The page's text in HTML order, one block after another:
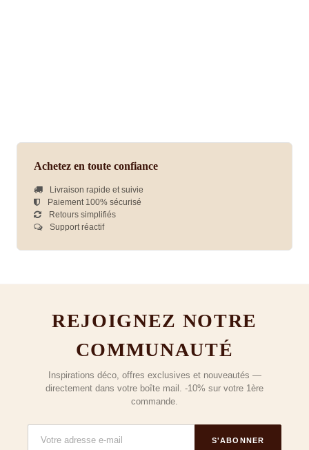
Achetez en toute confiance
Livraison rapide et suivie
Paiement 100% sécurisé
Retours simplifiés
Support réactif
REJOIGNEZ NOTRE
COMMUNAUTÉ
Inspirations déco, offres exclusives et nouveautés —
directement dans votre boîte mail. -10% sur votre 1ère
commande.
S'ABONNER